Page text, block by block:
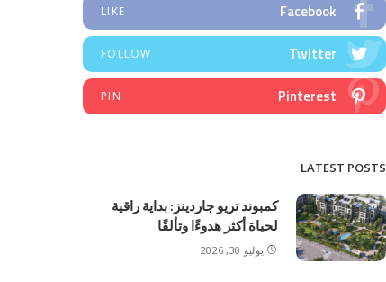
Facebook
LIKE
Twitter
FOLLOW
Pinterest
PIN
LATEST POSTS
كمبوند تريو جاردينز: بداية راقية
لحياة أكثر هدوءًا وتألقًا
يوليو 30, 2026